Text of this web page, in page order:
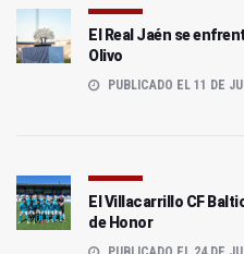
El Real Jaén se
Olivo
PUBLICADO EL 11 DE
El Villacarrillo CF
de Honor